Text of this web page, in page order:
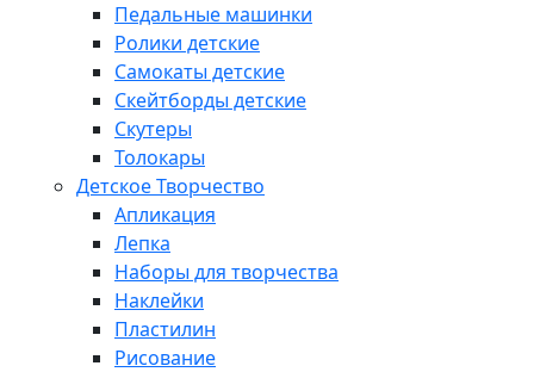
Педальные машинки
Ролики детские
Самокаты детские
Скейтборды детские
Скутеры
Толокары
Детское Творчество
Апликация
Лепка
Наборы для творчества
Наклейки
Пластилин
Рисование